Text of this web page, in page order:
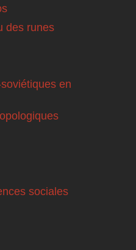
des runes
en
sociales